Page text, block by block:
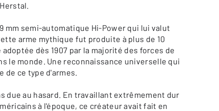
mm semi-automatique Hi-Power qui lui valut
arme mythique fut produite à plus de 10
dès 1907 par la majorité des forces de
le monde. Une reconnaissance universelle qui
de ce type d'armes.
due au hasard. En travaillant extrêmement dur
à l'époque, ce créateur avait fait en